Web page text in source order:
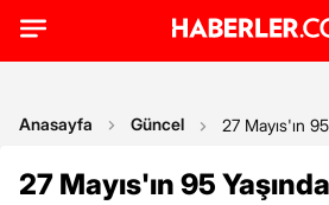
Anasayfa Güncel 27 Mayıs'ın
27 Mayıs'ın 95